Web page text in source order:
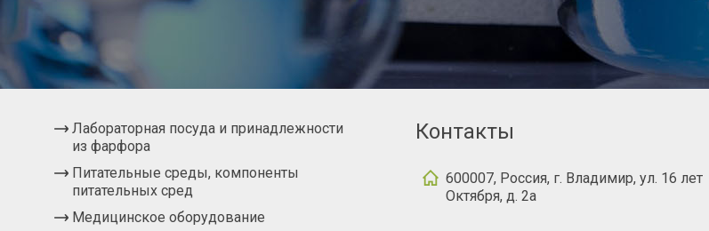
Лабораторная посуда и принадлежности
из фарфора
Питательные среды, компоненты
питательных сред
Медицинское оборудование
Контакты
600007, Россия, г. Владимир, ул. 16 лет
Октября, д. 2а